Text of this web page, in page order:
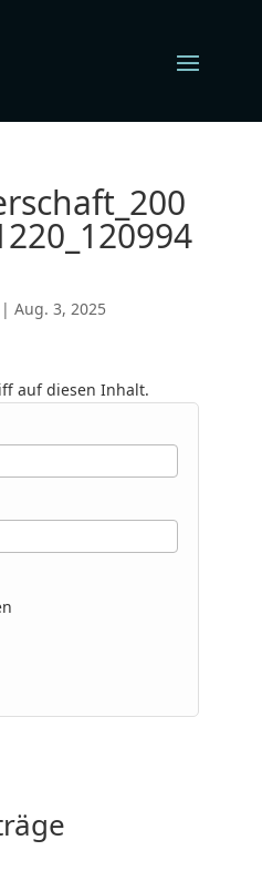
Aug. 3, 2025
auf diesen Inhalt.